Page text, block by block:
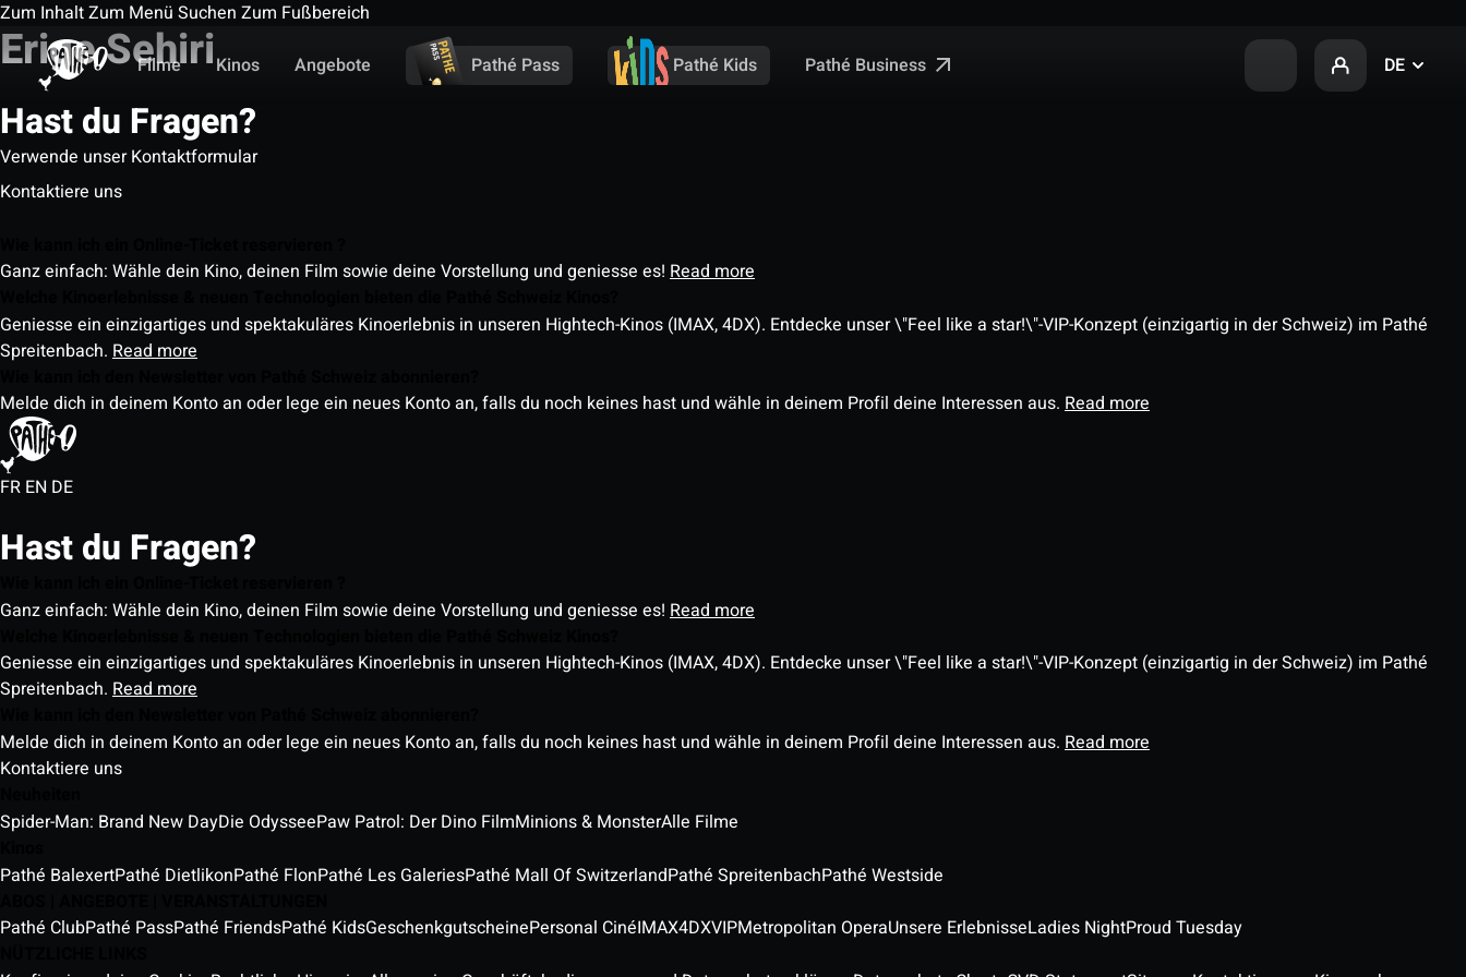
Zum InhaltZum Menü Suchen Zum Fußbereich
Filme
Kinos Angebote Pathé Pass Pathé Kids Pathé Business DE
Erige Sehiri
Hast du Fragen?
Verwende unser Kontaktformular
Kontaktiere uns
Ganz einfach: Wähle dein Kino, deinen Film sowie deine Vorstellung und geniesse es! Read more
Geniesse ein einzigartiges und spektakuläres Kinoerlebnis in unseren Hightech-Kinos (IMAX, 4DX). Entdecke unser \"Feel like a star!\"-VIP-Konzept (einzigartig in der Schweiz) im Pathé
Spreitenbach. Read more
Melde dich in deinem Konto an oder lege ein neues Konto an, falls du noch keines hast und wähle in deinem Profil deine Interessen aus. Read more
FR EN DE
Hast du Fragen?
Ganz einfach: Wähle dein Kino, deinen Film sowie deine Vorstellung und geniesse es! Read more
Geniesse ein einzigartiges und spektakuläres Kinoerlebnis in unseren Hightech-Kinos (IMAX, 4DX). Entdecke unser \"Feel like a star!\"-VIP-Konzept (einzigartig in der Schweiz) im Pathé
Spreitenbach. Read more
Melde dich in deinem Konto an oder lege ein neues Konto an, falls du noch keines hast und wähle in deinem Profil deine Interessen aus. Read more
Kontaktiere uns
Spider-Man: Brand New DayDie OdysseePaw Patrol: Der Dino FilmMinions & MonsterAlle Filme
Pathé BalexertPathé DietlikonPathé FlonPathé Les GaleriesPathé Mall Of SwitzerlandPathé SpreitenbachPathé Westside
Pathé ClubPathé PassPathé FriendsPathé KidsGeschenkgutscheinePersonal CinéIMAX4DXVIPMetropolitan OperaUnsere ErlebnisseLadies NightProud Tuesday